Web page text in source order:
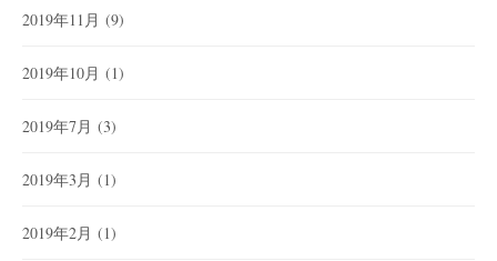
2019年11月 (9)
2019年10月 (1)
2019年7月 (3)
2019年3月 (1)
2019年2月 (1)